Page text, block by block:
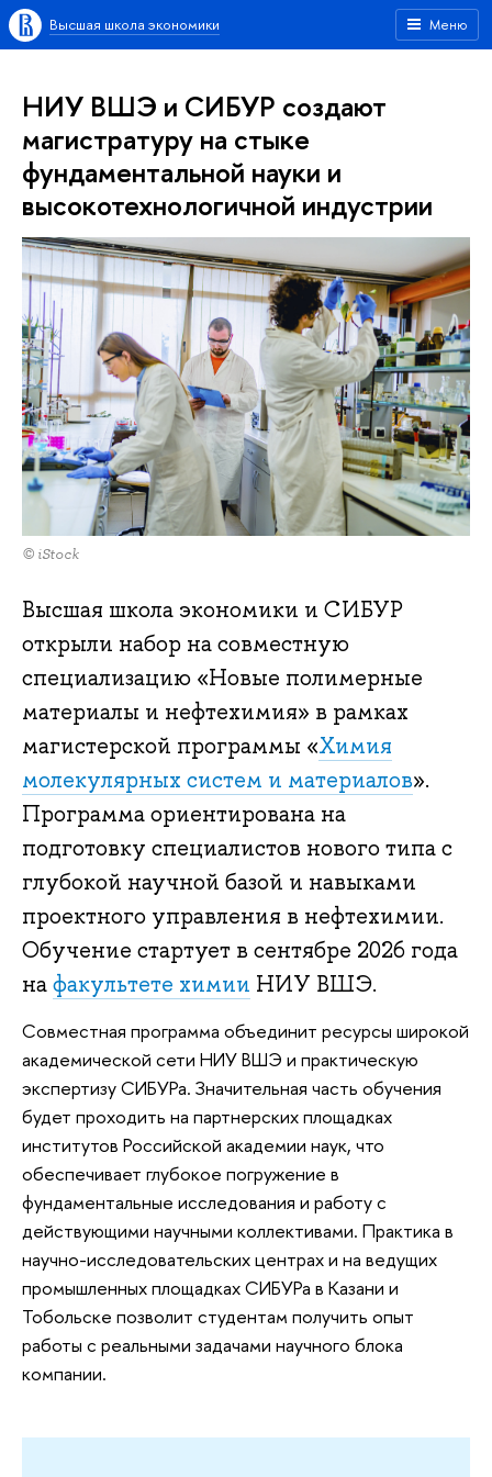
Меню
Высшая школа экономики
НИУ ВШЭ и СИБУР создают
магистратуру на стыке
фундаментальной науки и
высокотехнологичной индустрии
© iStock
Высшая школа экономики и СИБУР
открыли набор на совместную
специализацию «Новые полимерные
материалы и нефтехимия» в рамках
магистерской программы «Химия
молекулярных систем и материалов».
Программа ориентирована на
подготовку специалистов нового типа с
глубокой научной базой и навыками
проектного управления в нефтехимии.
Обучение стартует в сентябре 2026 года
нафакультете химии НИУ ВШЭ.
Совместная программа объединит ресурсы широкой
академической сети НИУ ВШЭ и практическую
экспертизу СИБУРа. Значительная часть обучения
будет проходить на партнерских площадках
институтов Российской академии наук, что
обеспечивает глубокое погружение в
фундаментальные исследования и работу с
действующими научными коллективами. Практика в
научно-исследовательских центрах и на ведущих
промышленных площадках СИБУРа в Казани и
Тобольске позволит студентам получить опыт
работы с реальными задачами научного блока
компании.